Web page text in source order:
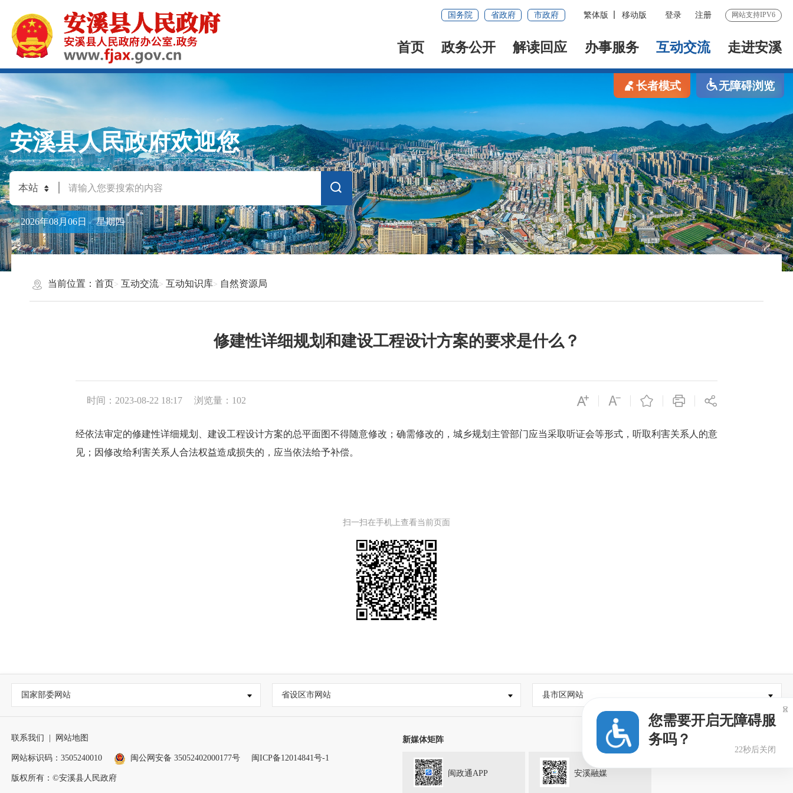
国务院 省政府 市政府 繁体版 移动版 登录 注册 网站支持IPV6
首页 政务公开 解读回应 办事服务 互动交流 走进安溪
长者模式 无障碍浏览
安溪县人民政府欢迎您
2026年08月06日 星期四
当前位置： 首页 互动交流 互动知识库 自然资源局
修建性详细规划和建设工程设计方案的要求是什么？
时间：2023-08-22 18:17 浏览量： 102
经依法审定的修建性详细规划、建设工程设计方案的总平面图不得随意修改；确需修改的，城乡规划主管部门应当采取听证会等形式，听取利害关系人的意
见；因修改给利害关系人合法权益造成损失的，应当依法给予补偿。
扫一扫在手机上查看当前页面
国家部委网站 省设区市网站 县市区网站
联系我们 网站地图
网站标识码：3505240010 闽公网安备 35052402000177号 闽ICP备12014841号-1
版权所有：©安溪县人民政府
新媒体矩阵
闽政通APP 安溪融媒
您需要开启无障碍服
务吗？
22秒后关闭
